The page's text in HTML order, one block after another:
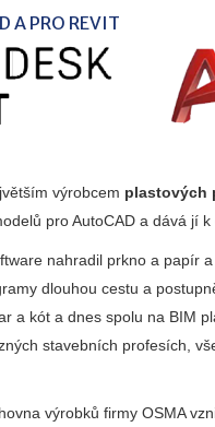
A PRO REVIT
výrobcem plastových
pro AutoCAD a dává jí
nahradil prkno a papír
dlouhou cestu a
a kót a dnes spolu na BIM
stavebních profesích,
výrobků firmy OSMA